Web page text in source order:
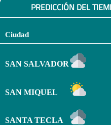
PREDICCIÓN DEL
Ciudad
SAN SALVADOR
SAN MIQUEL
SANTA TECLA